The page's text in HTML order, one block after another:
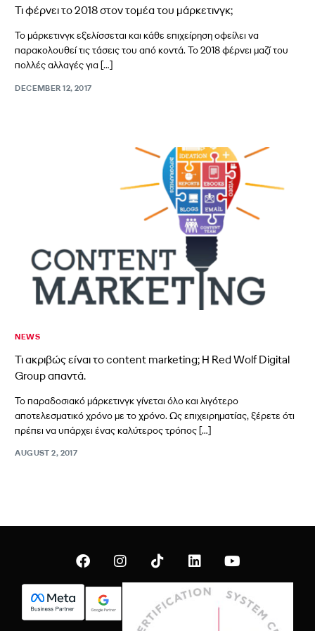
Τι φέρνει το 2018 στον τομέα του μάρκετινγκ;
Το μάρκετινγκ εξελίσσεται και κάθε επιχείρηση οφείλει να
παρακολουθεί τις τάσεις του από κοντά. Το 2018 φέρνει μαζί του
πολλές αλλαγές για […]
DECEMBER 12, 2017
NEWS
Τι ακριβώς είναι το content marketing; Η Red Wolf Digital
Group απαντά.
Το παραδοσιακό μάρκετινγκ γίνεται όλο και λιγότερο
αποτελεσματικό χρόνο με το χρόνο. Ως επιχειρηματίας, ξέρετε ότι
πρέπει να υπάρχει ένας καλύτερος τρόπος […]
AUGUST 2, 2017